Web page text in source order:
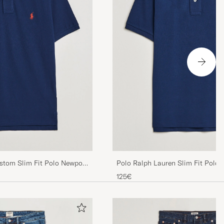
Slim Fit Polo Newport
Polo Ralph Lauren Slim Fit Polo
125€